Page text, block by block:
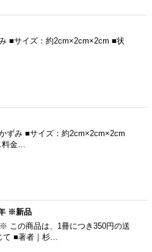
■サイズ：約2cm×2cm×2cm ■状
ずみ ■サイズ：約2cm×2cm×2cm
料金…
※新品
の商品は、1冊につき350円の送
て ■著者｜杉…